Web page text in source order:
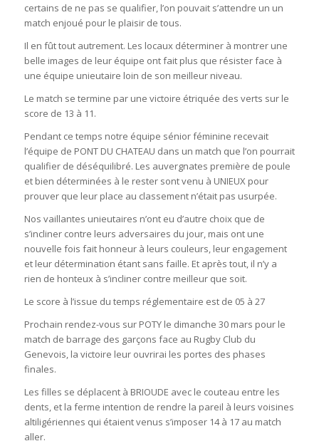
certains de ne pas se qualifier, l’on pouvait s’attendre un un
match enjoué pour le plaisir de tous.
Il en fût tout autrement. Les locaux déterminer à montrer une
belle images de leur équipe ont fait plus que résister face à
une équipe unieutaire loin de son meilleur niveau.
Le match se termine par une victoire étriquée des verts sur le
score de 13 à 11.
Pendant ce temps notre équipe sénior féminine recevait
l’équipe de PONT DU CHATEAU dans un match que l’on pourrait
qualifier de déséquilibré. Les auvergnates première de poule
et bien déterminées à le rester sont venu à UNIEUX pour
prouver que leur place au classement n’était pas usurpée.
Nos vaillantes unieutaires n’ont eu d’autre choix que de
s’incliner contre leurs adversaires du jour, mais ont une
nouvelle fois fait honneur à leurs couleurs, leur engagement
et leur détermination étant sans faille. Et après tout, il n’y a
rien de honteux à s’incliner contre meilleur que soit.
Le score à l’issue du temps réglementaire est de 05 à 27
Prochain rendez-vous sur POTY le dimanche 30 mars pour le
match de barrage des garçons face au Rugby Club du
Genevois, la victoire leur ouvrirai les portes des phases
finales.
Les filles se déplacent à BRIOUDE avec le couteau entre les
dents, et la ferme intention de rendre la pareil à leurs voisines
altiligériennes qui étaient venus s’imposer 14 à 17 au match
aller.